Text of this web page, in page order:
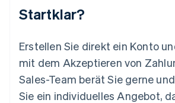
Startklar?
Erstellen Sie direkt ein Konto
mit dem Akzeptieren von
Sales-Team berät Sie gerne
Sie ein individuelles Angebot,
English 简体中文
English
Mexiko
Español English
Neuseeland
English